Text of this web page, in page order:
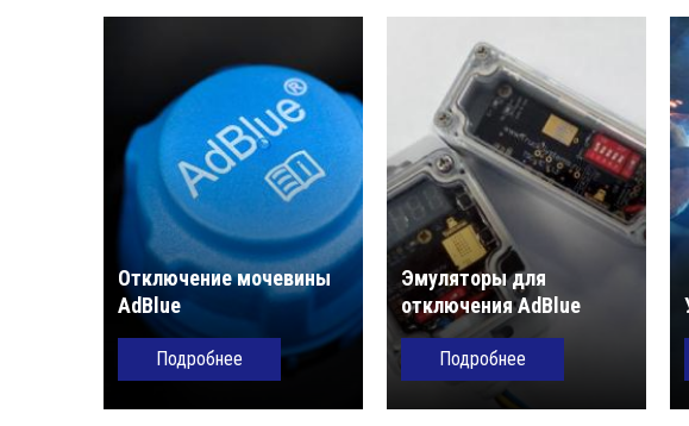
Отключение мочевины
AdBlue
Подробнее
Эмуляторы для
отключения AdBlue
Подробнее